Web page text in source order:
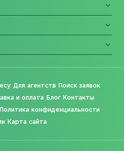
Для агентств Поиск заявок
и оплата Блог Контакты
Политика конфиденциальности
Карта сайта